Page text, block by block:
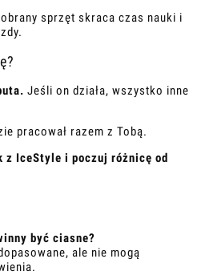
sprzęt skraca czas nauki i
Jeśli on działa, wszystko inne
pracował razem z Tobą.
z IceStyle i poczuj różnicę od
być ciasne?
ale nie mogą